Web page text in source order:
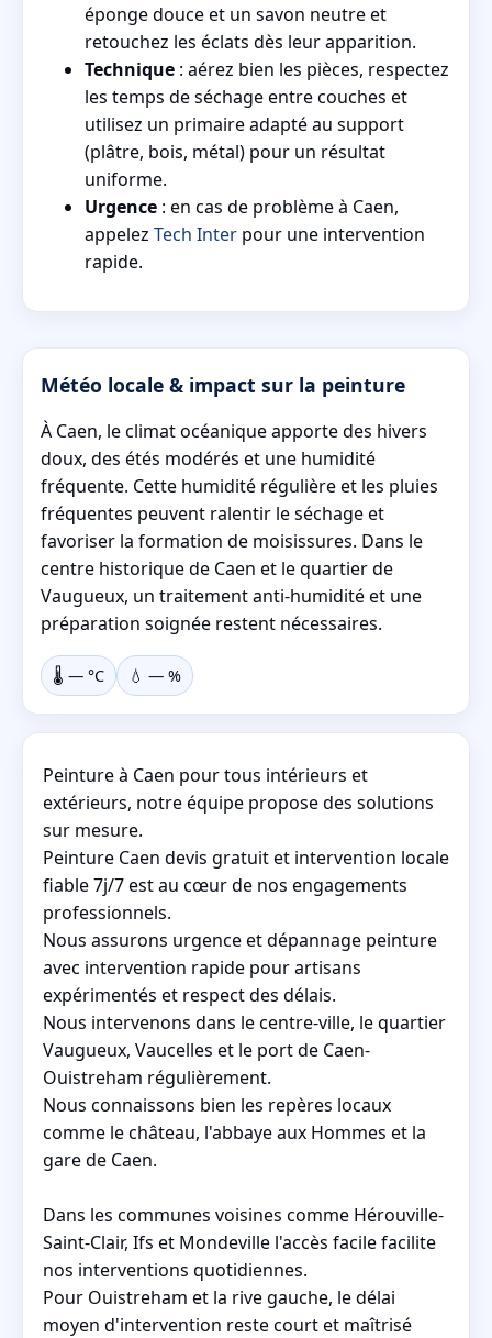
éponge douce et un savon neutre et
retouchez les éclats dès leur apparition.
Technique : aérez bien les pièces, respectez
les temps de séchage entre couches et
utilisez un primaire adapté au support
(plâtre, bois, métal) pour un résultat
uniforme.
Urgence : en cas de problème à Caen,
appelez Tech Inter pour une intervention
rapide.
Météo locale & impact sur la peinture
À Caen, le climat océanique apporte des hivers
doux, des étés modérés et une humidité
fréquente. Cette humidité régulière et les pluies
fréquentes peuvent ralentir le séchage et
favoriser la formation de moisissures. Dans le
centre historique de Caen et le quartier de
Vaugueux, un traitement anti-humidité et une
préparation soignée restent nécessaires.
🌡️ — °C 💧 — %
Peinture à Caen pour tous intérieurs et
extérieurs, notre équipe propose des solutions
sur mesure.
Peinture Caen devis gratuit et intervention locale
fiable 7j/7 est au cœur de nos engagements
professionnels.
Nous assurons urgence et dépannage peinture
avec intervention rapide pour artisans
expérimentés et respect des délais.
Nous intervenons dans le centre-ville, le quartier
Vaugueux, Vaucelles et le port de Caen-
Ouistreham régulièrement.
Nous connaissons bien les repères locaux
comme le château, l'abbaye aux Hommes et la
gare de Caen.
Dans les communes voisines comme Hérouville-
Saint-Clair, Ifs et Mondeville l'accès facile facilite
nos interventions quotidiennes.
Pour Ouistreham et la rive gauche, le délai
moyen d'intervention reste court et maîtrisé